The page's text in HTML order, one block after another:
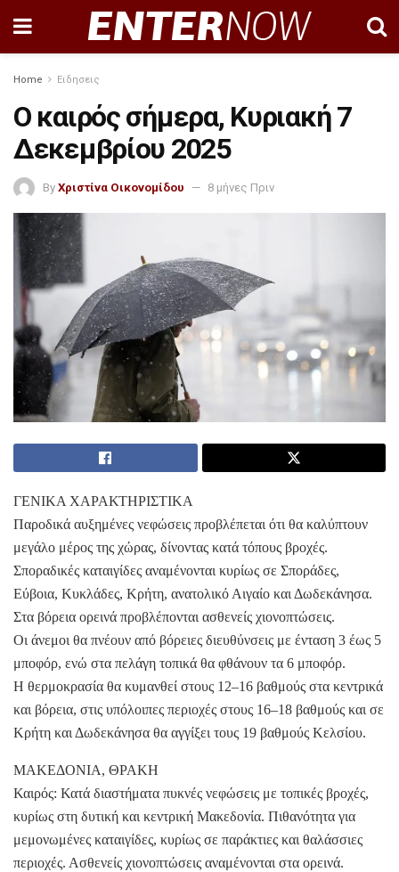
Home Ειδησεις
Ο καιρός σήμερα, Κυριακή 7
Δεκεμβρίου 2025
By Χριστίνα Οικονομίδου 8 μήνες Πριν
ΓΕΝΙΚΑ ΧΑΡΑΚΤΗΡΙΣΤΙΚΑ
Παροδικά αυξημένες νεφώσεις προβλέπεται ότι θα καλύπτουν
μεγάλο μέρος της χώρας, δίνοντας κατά τόπους βροχές.
Σποραδικές καταιγίδες αναμένονται κυρίως σε Σποράδες,
Εύβοια, Κυκλάδες, Κρήτη, ανατολικό Αιγαίο και Δωδεκάνησα.
Στα βόρεια ορεινά προβλέπονται ασθενείς χιονοπτώσεις.
Οι άνεμοι θα πνέουν από βόρειες διευθύνσεις με ένταση 3 έως 5
μποφόρ, ενώ στα πελάγη τοπικά θα φθάνουν τα 6 μποφόρ.
Η θερμοκρασία θα κυμανθεί στους 12–16 βαθμούς στα κεντρικά
και βόρεια, στις υπόλοιπες περιοχές στους 16–18 βαθμούς και σε
Κρήτη και Δωδεκάνησα θα αγγίξει τους 19 βαθμούς Κελσίου.
ΜΑΚΕΔΟΝΙΑ, ΘΡΑΚΗ
Καιρός: Κατά διαστήματα πυκνές νεφώσεις με τοπικές βροχές,
κυρίως στη δυτική και κεντρική Μακεδονία. Πιθανότητα για
μεμονωμένες καταιγίδες, κυρίως σε παράκτιες και θαλάσσιες
περιοχές. Ασθενείς χιονοπτώσεις αναμένονται στα ορεινά.